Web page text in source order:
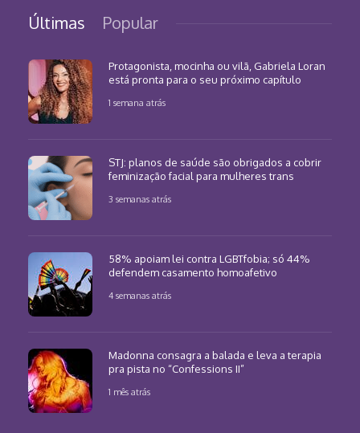
Últimas Popular
Protagonista, mocinha ou vilã, Gabriela Loran
está pronta para o seu próximo capítulo
1 semana atrás
STJ: planos de saúde são obrigados a cobrir
feminização facial para mulheres trans
3 semanas atrás
58% apoiam lei contra LGBTfobia; só 44%
defendem casamento homoafetivo
4 semanas atrás
Madonna consagra a balada e leva a terapia
pra pista no “Confessions II”
1 mês atrás